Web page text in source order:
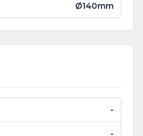
Ø140mm
-
-